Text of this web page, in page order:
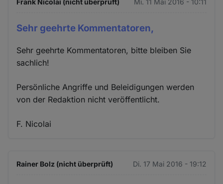
Sehr geehrte Kommentatoren,
Sehr geehrte Kommentatoren, bitte bleiben Sie
sachlich!
Persönliche Angriffe und Beleidigungen werden
von der Redaktion nicht veröffentlicht.
F. Nicolai
Rainer Bolz (nicht überprüft) Di. 17 Mai 2016 - 19:12